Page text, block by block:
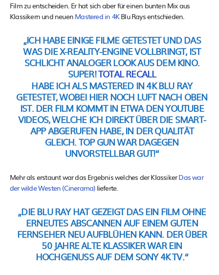
Film zu entscheiden. Er hat sich aber für einen bunten Mix aus
Klassikern und neuen Mastered in 4KBlu Rays entschieden.
„ICH HABE EINIGE FILME GETESTET UND DAS
WAS DIEX-REALITY-ENGINEVOLLBRINGT, IST
SCHLICHT ANALOGER LOOK AUS DEM KINO.
SUPER!TOTAL RECALL
HABE ICH ALS MASTERED IN 4K BLU RAY
GETESTET, WOBEI HIER NOCH LUFT NACH OBEN
IST. DER FILM KOMMT IN ETWA DEN YOUTUBE
VIDEOS, WELCHE ICH DIREKT ÜBER DIE SMART-
APP ABGERUFEN HABE, IN DER QUALITÄT
GLEICH.TOP GUNWAR DAGEGEN
UNVORSTELLBAR GUT!“
Mehr als erstaunt war das Ergebnis welches der KlassikerDas war
der wilde Westen (Cinerama)lieferte.
„DIE BLU RAY HAT GEZEIGT DAS EIN FILM OHNE
ERNEUTES ABSCANNEN AUF EINEM GUTEN
FERNSEHER NEU AUFBLÜHEN KANN. DER ÜBER
50 JAHRE ALTE KLASSIKER WAR EIN
HOCHGENUSS AUF DEM SONY 4K TV.“